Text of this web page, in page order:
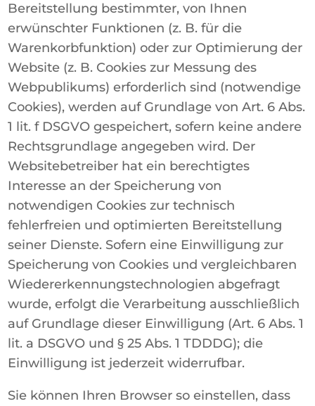
Bereitstellung bestimmter, von Ihnen
erwünschter Funktionen (z. B. für die
Warenkorbfunktion) oder zur Optimierung der
Website (z. B. Cookies zur Messung des
Webpublikums) erforderlich sind (notwendige
Cookies), werden auf Grundlage von Art. 6 Abs.
1 lit. f DSGVO gespeichert, sofern keine andere
Rechtsgrundlage angegeben wird. Der
Websitebetreiber hat ein berechtigtes
Interesse an der Speicherung von
notwendigen Cookies zur technisch
fehlerfreien und optimierten Bereitstellung
seiner Dienste. Sofern eine Einwilligung zur
Speicherung von Cookies und vergleichbaren
Wiedererkennungstechnologien abgefragt
wurde, erfolgt die Verarbeitung ausschließlich
auf Grundlage dieser Einwilligung (Art. 6 Abs. 1
lit. a DSGVO und § 25 Abs. 1 TDDDG); die
Einwilligung ist jederzeit widerrufbar.
Sie können Ihren Browser so einstellen, dass